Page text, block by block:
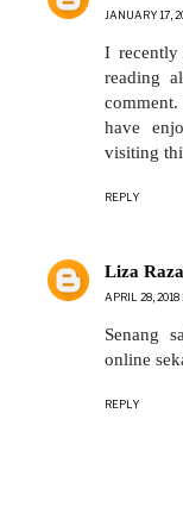
JANUARY 17,
I recently
reading
have
visiting
REPLY
Liza
APRIL 28, 2018
Senang
online
REPLY